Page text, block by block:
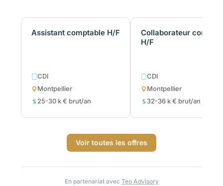
Assistant comptable H/F
CDI
Montpellier
25-30 k € brut/an
Collaborateur
H/F
CDI
Montpellier
32-36 k € brut/an
Voir toutes les offres
En partenariat avec Teo Advisory